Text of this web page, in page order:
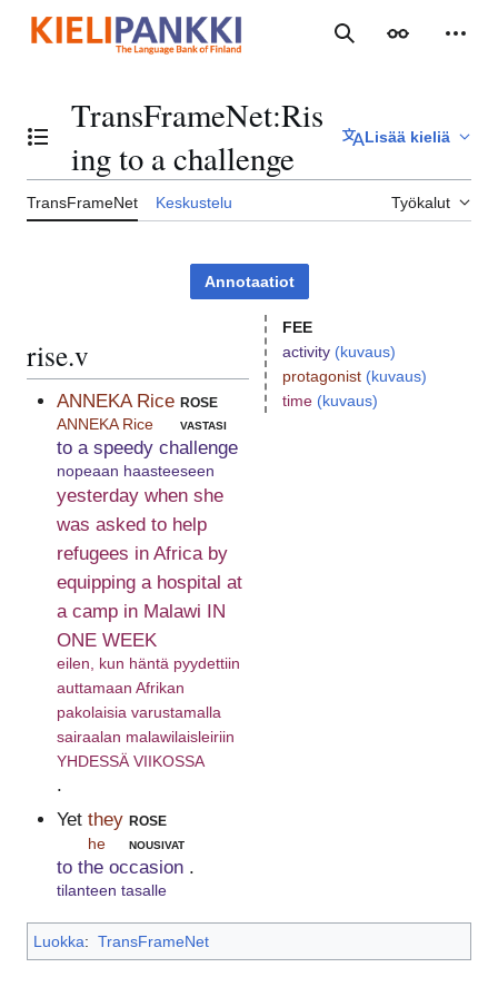
sisältöön
Haku Ulkoasu
Vaihda sisällysluettelo
TransFrameNet:Ris
ing to a challenge
Lisää kieliä
TransFrameNet Keskustelu Työkalut
Annotaatiot
rise.v
ANNEKA Rice
ANNEKA Rice
rose
vastasi
to a speedy challenge
nopeaan haasteeseen
yesterday when she
was asked to help
refugees in Africa by
equipping a hospital at
a camp in Malawi IN
ONE WEEK
eilen, kun häntä pyydettiin
auttamaan Afrikan
pakolaisia varustamalla
sairaalan malawilaisleiriin
YHDESSÄ VIIKOSSA
.
Yet they
he
rose
nousivat
to the occasion
tilanteen tasalle
.
FEE
activity (kuvaus)
protagonist (kuvaus)
time (kuvaus)
Luokka: TransFrameNet